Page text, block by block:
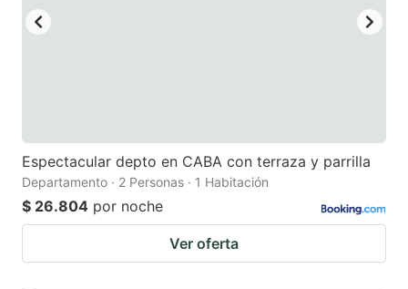
Espectacular depto en CABA con terraza y parrilla
Departamento · 2 Personas · 1 Habitación
$ 26.804 por noche
Ver oferta